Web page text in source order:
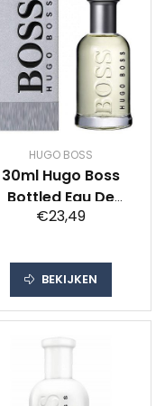
HUGO BOSS
30ml Hugo Boss
Bottled Eau De
Toilette Spray Man
€23,49
BEKIJKEN